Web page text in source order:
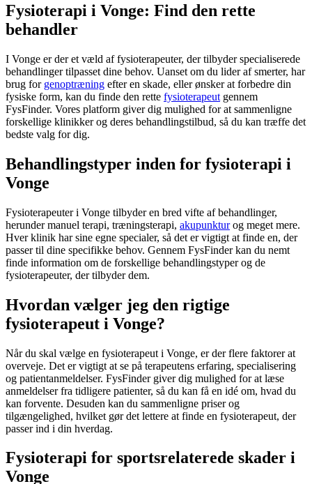
Fysioterapi i Vonge: Find den rette
behandler
I Vonge er der et væld af fysioterapeuter, der tilbyder specialiserede
behandlinger tilpasset dine behov. Uanset om du lider af smerter, har
brug for genoptræning efter en skade, eller ønsker at forbedre din
fysiske form, kan du finde den rette fysioterapeut gennem
FysFinder. Vores platform giver dig mulighed for at sammenligne
forskellige klinikker og deres behandlingstilbud, så du kan træffe det
bedste valg for dig.
Behandlingstyper inden for fysioterapi i
Vonge
Fysioterapeuter i Vonge tilbyder en bred vifte af behandlinger,
herunder manuel terapi, træningsterapi, akupunkturog meget mere.
Hver klinik har sine egne specialer, så det er vigtigt at finde en, der
passer til dine specifikke behov. Gennem FysFinder kan du nemt
finde information om de forskellige behandlingstyper og de
fysioterapeuter, der tilbyder dem.
Hvordan vælger jeg den rigtige
fysioterapeut i Vonge?
Når du skal vælge en fysioterapeut i Vonge, er der flere faktorer at
overveje. Det er vigtigt at se på terapeutens erfaring, specialisering
og patientanmeldelser. FysFinder giver dig mulighed for at læse
anmeldelser fra tidligere patienter, så du kan få en idé om, hvad du
kan forvente. Desuden kan du sammenligne priser og
tilgængelighed, hvilket gør det lettere at finde en fysioterapeut, der
passer ind i din hverdag.
Fysioterapi for sportsrelaterede skader i
Vonge